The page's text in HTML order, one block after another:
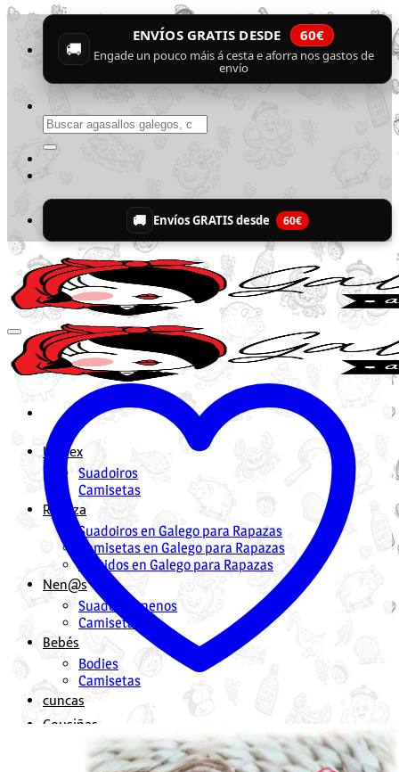
Skip
content
🚚
ENVÍOS GRATIS DESDE 60€
Engade un pouco máis á cesta e aforra nos gastos de
envío
Buscar
por:
🚚 Envíos GRATIS desde 60€
Unisex
Suadoiros
Camisetas
Rapaza
Suadoiros en Galego para Rapazas
Camisetas en Galego para Rapazas
Vestidos en Galego para Rapazas
Nen@s
Suadoiros nenos
Camisetas
Bebés
Bodies
Camisetas
cuncas
Cousiñas
Mochilas en Galego
Bolsas en Galego